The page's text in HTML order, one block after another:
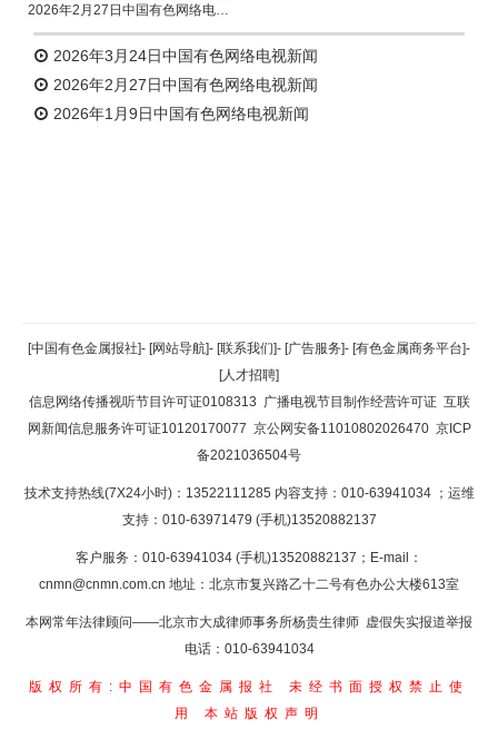
2026年2月27日中国有色网络电视新闻
2026年3月24日中国有色网络电视新闻
2026年2月27日中国有色网络电视新闻
2026年1月9日中国有色网络电视新闻
返回顶部
返回首页
[中国有色金属报社]- [网站导航]- [联系我们]- [广告服务]- [有色金属商务平台]-
[人才招聘]
信息网络传播视听节目许可证0108313 广播电视节目制作经营许可证 互联
网新闻信息服务许可证10120170077 京公网安备11010802026470 京ICP
备2021036504号
技术支持热线(7X24小时)：13522111285 内容支持：010-63941034 ；运维
支持：010-63971479 (手机)13520882137
客户服务：010-63941034 (手机)13520882137；E-mail：
cnmn@cnmn.com.cn 地址：北京市复兴路乙十二号有色办公大楼613室
本网常年法律顾问——北京市大成律师事务所杨贵生律师 虚假失实报道举报
电话：010-63941034
版权所有:中国有色金属报社
未经书面授权禁止使
用 本站版权声明